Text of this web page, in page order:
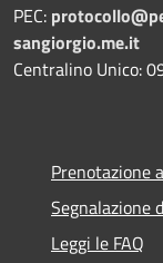
PEC:
sangiorgio.me.it
Centralino Unico:
Prenotazione
Segnalazione
Leggi le FAQ